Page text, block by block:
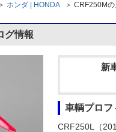
＞ ホンダ | HONDA ＞ CRF250M
グ情報
新
車輌プロフ
CRF250L（